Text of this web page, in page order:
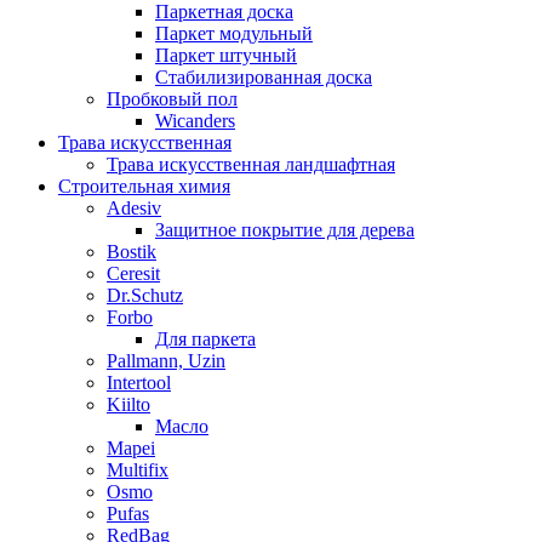
Паркетная доска
Паркет модульный
Паркет штучный
Стабилизированная доска
Пробковый пол
Wicanders
Трава искусственная
Трава искусственная ландшафтная
Строительная химия
Adesiv
Защитное покрытие для дерева
Bostik
Ceresit
Dr.Schutz
Forbo
Для паркета
Pallmann, Uzin
Intertool
Kiilto
Масло
Mapei
Multifix
Osmo
Pufas
RedBag